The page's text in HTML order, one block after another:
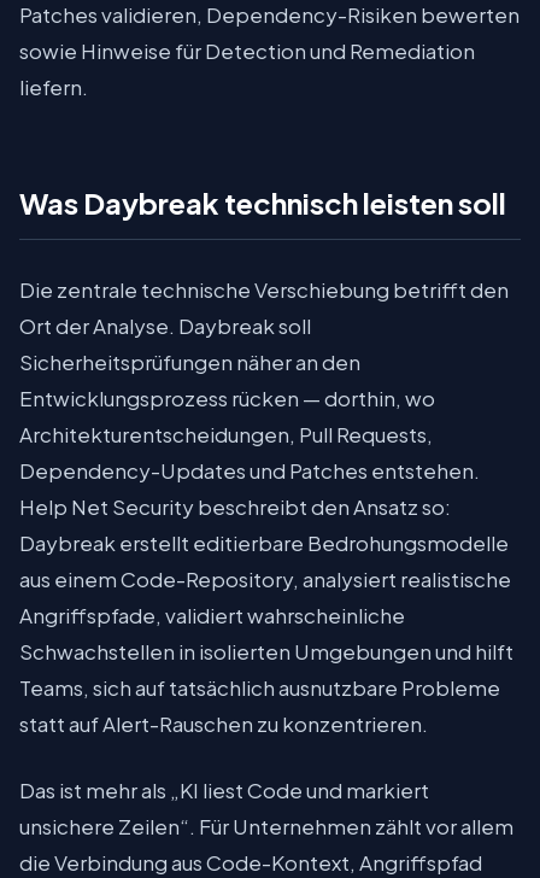
Patches validieren, Dependency-Risiken bewerten
sowie Hinweise für Detection und Remediation
liefern.
Was Daybreak technisch leisten soll
Die zentrale technische Verschiebung betrifft den
Ort der Analyse. Daybreak soll
Sicherheitsprüfungen näher an den
Entwicklungsprozess rücken — dorthin, wo
Architekturentscheidungen, Pull Requests,
Dependency-Updates und Patches entstehen.
Help Net Security beschreibt den Ansatz so:
Daybreak erstellt editierbare Bedrohungsmodelle
aus einem Code-Repository, analysiert realistische
Angriffspfade, validiert wahrscheinliche
Schwachstellen in isolierten Umgebungen und hilft
Teams, sich auf tatsächlich ausnutzbare Probleme
statt auf Alert-Rauschen zu konzentrieren.
Das ist mehr als „KI liest Code und markiert
unsichere Zeilen“. Für Unternehmen zählt vor allem
die Verbindung aus Code-Kontext, Angriffspfad